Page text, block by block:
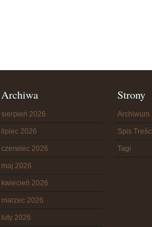
Archiwa
sierpień 2026
lipiec 2026
czerwiec 2026
maj 2026
kwiecień 2026
marzec 2026
luty 2026
Strony
Archiwum
Spis Treści
Tagi